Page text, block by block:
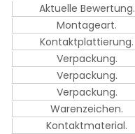
Aktuelle Bewertung.
Montageart.
Kontaktplattierung.
Verpackung.
Verpackung.
Verpackung.
Warenzeichen.
Kontaktmaterial.